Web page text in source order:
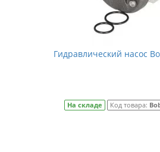
Гидравлический насос
На складе Код товара: